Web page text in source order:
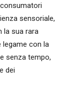
sensoriale,
la sua rara
legame con la
senza tempo,
dei